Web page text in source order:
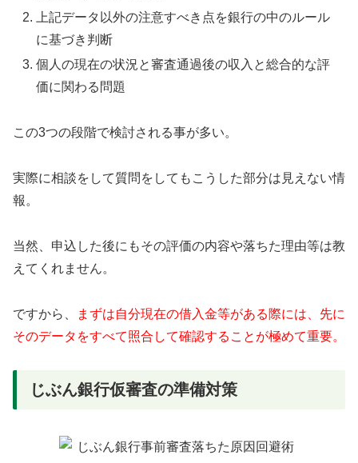
上記データ以外の注意すべき点を銀行の中のルール
に基づき判断
個人の現在の状況と審査通過後の収入と総合的な評
価に関わる問題
この3つの段階で検討される事が多い。
実際に相談をして質問をしてもこうした部分は見えない情
報。
当然、申込した後にもその評価の内容や落ちた理由等は教
えてくれません。
ですから、
まずは自分現在の借入金等がある際には、先に
そのデータをすべて照合して確認することが極めて重要。
じぶん銀行仮審査の準備対策